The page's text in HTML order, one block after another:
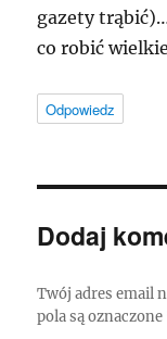
gazety
co robić
Odpowiedz
Dodaj
Twój adres email
pola są oznaczone